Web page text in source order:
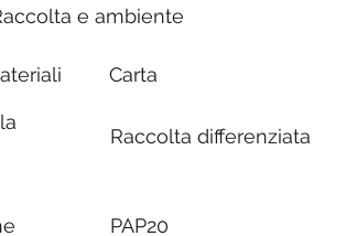
e ambiente
Carta
Raccolta differenziata
PAP20